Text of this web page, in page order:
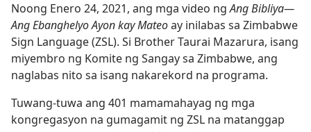
Noong Enero 24, 2021, ang mga video ngAng Bibliya—
Ang Ebanghelyo Ayon kay Mateoay inilabas sa Zimbabwe
Sign Language (ZSL). Si Brother Taurai Mazarura, isang
miyembro ng Komite ng Sangay sa Zimbabwe, ang
naglabas nito sa isang nakarekord na programa.
Tuwang-tuwa ang 401 mamamahayag ng mga
kongregasyon na gumagamit ng ZSL na matanggap